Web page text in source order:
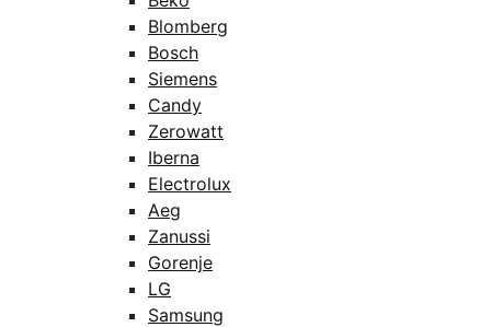
Blomberg
Bosch
Siemens
Candy
Zerowatt
Iberna
Electrolux
Aeg
Zanussi
Gorenje
LG
Samsung